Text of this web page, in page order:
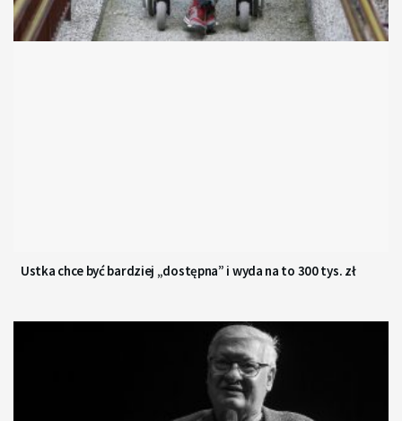
Ustka chce być bardziej „dostępna” i wyda na to 300 tys. zł